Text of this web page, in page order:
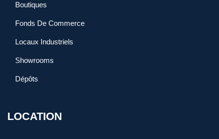
Boutiques
Fonds De Commerce
Locaux Industriels
Showrooms
Dépôts
LOCATION